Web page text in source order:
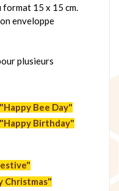
format 15 x 15 cm.
enveloppe
plusieurs
Bee Day"
Birthday"
Christmas"